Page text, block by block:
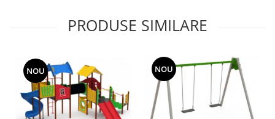
PRODUSE SIMILARE
NOU NOU